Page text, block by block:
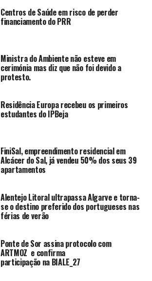
Centros de Saúde em risco de perder
financiamento do PRR
Ministra do Ambiente não esteve em
cerimónia mas diz que não foi devido a
protesto.
Residência Europa recebeu os primeiros
estudantes do IPBeja
FiniSal, empreendimento residencial em
Alcácer do Sal, já vendeu 50% dos seus 39
apartamentos
Alentejo Litoral ultrapassa Algarve e torna-
se o destino preferido dos portugueses nas
férias de verão
Ponte de Sor assina protocolo com
ARTMOZ e confirma
participação na BIALE_27